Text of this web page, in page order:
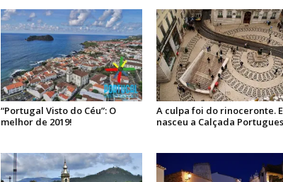
“Portugal Visto do Céu”: O
melhor de 2019!
A culpa foi do rinoceronte. E
nasceu a Calçada